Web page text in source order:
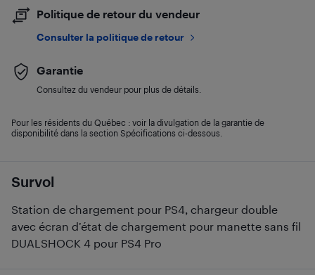
Survol
Station de chargement pour PS4, chargeur double
avec écran d’état de chargement pour manette sans fil
DUALSHOCK 4 pour PS4 Pro
Politique de retour du vendeur
Consulter la politique de retour
Garantie
Consultez du vendeur pour plus de détails.
Pour les résidents du Québec : voir la divulgation de la garantie de
disponibilité dans la section Spécifications ci-dessous.